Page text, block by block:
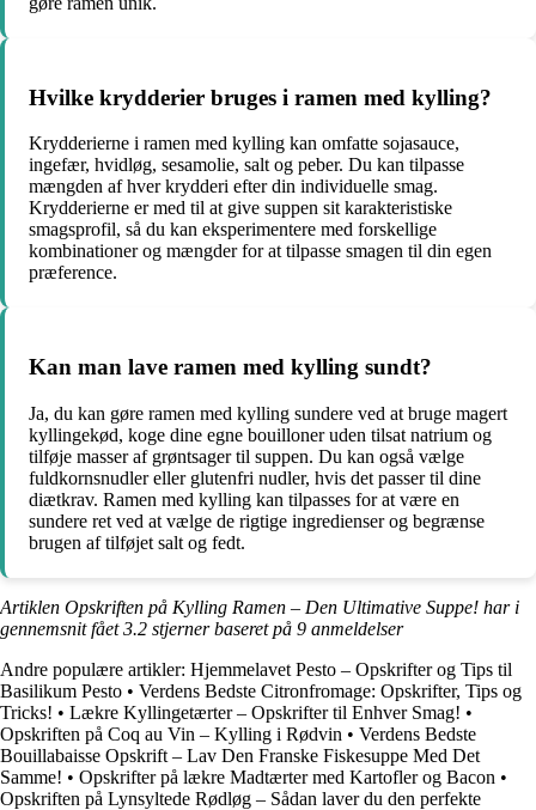
Hvilke krydderier bruges i ramen med kylling?
Krydderierne i ramen med kylling kan omfatte sojasauce,
ingefær, hvidløg, sesamolie, salt og peber. Du kan tilpasse
mængden af hver krydderi efter din individuelle smag.
Krydderierne er med til at give suppen sit karakteristiske
smagsprofil, så du kan eksperimentere med forskellige
kombinationer og mængder for at tilpasse smagen til din egen
præference.
Kan man lave ramen med kylling sundt?
Ja, du kan gøre ramen med kylling sundere ved at bruge magert
kyllingekød, koge dine egne bouilloner uden tilsat natrium og
tilføje masser af grøntsager til suppen. Du kan også vælge
fuldkornsnudler eller glutenfri nudler, hvis det passer til dine
diætkrav. Ramen med kylling kan tilpasses for at være en
sundere ret ved at vælge de rigtige ingredienser og begrænse
brugen af tilføjet salt og fedt.
Artiklen Opskriften på Kylling Ramen – Den Ultimative Suppe! har i
gennemsnit fået3.2 stjerner baseret på 9 anmeldelser
Andre populære artikler: Hjemmelavet Pesto – Opskrifter og Tips til
Basilikum Pesto • Verdens Bedste Citronfromage: Opskrifter, Tips og
Tricks! • Lækre Kyllingetærter – Opskrifter til Enhver Smag! •
Opskriften på Coq au Vin – Kylling i Rødvin • Verdens Bedste
Bouillabaisse Opskrift – Lav Den Franske Fiskesuppe Med Det
Samme! • Opskrifter på lækre Madtærter med Kartofler og Bacon •
Opskriften på Lynsyltede Rødløg – Sådan laver du den perfekte